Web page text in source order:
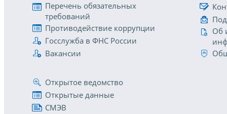
Перечень обязательных
требований
Противодействие коррупции
Госслужба в ФНС России
Вакансии
Об
Открытое ведомство
Открытые данные
СМЭВ